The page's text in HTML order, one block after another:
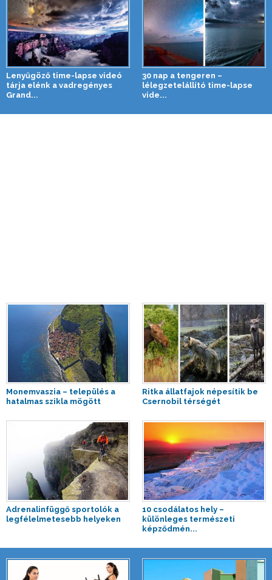
Lenyűgöző time-lapse videó
tárja elénk a vadregényes
Grand...
30 nap a tengeren –
lélegzetelállító time-lapse
vide...
Monemvaszia – település a
hatalmas szikla mögött
Ritka állatfajok népesítik be
Csernobil térségét
Adrenalinfüggő sportolók a
legfélelmetesebb helyeken
10 csodálatos hely –
különleges természeti
képződmén...